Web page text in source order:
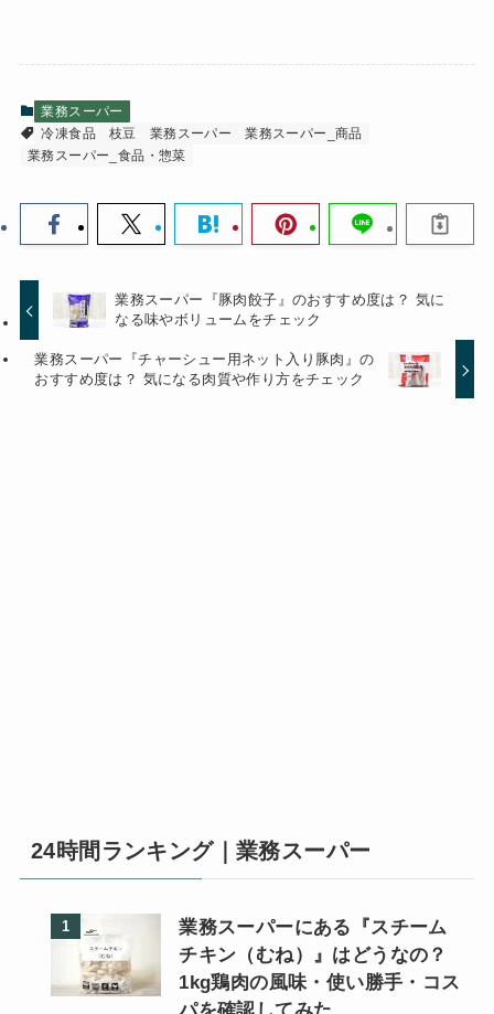
業務スーパー
冷凍食品
枝豆 業務スーパー
業務スーパー_商品
業務スーパー_食品・惣菜
業務スーパー『豚肉餃子』のおすすめ度は？ 気に
なる味やボリュームをチェック
業務スーパー『チャーシュー用ネット入り豚肉』の
おすすめ度は？ 気になる肉質や作り方をチェック
24時間ランキング｜業務スーパー
業務スーパーにある『スチーム
チキン（むね）』はどうなの？
1kg鶏肉の風味・使い勝手・コス
パを確認してみた